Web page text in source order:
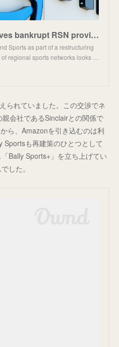
Amazon agreement saves bankrupt RSN provider
Sports as part of a restructuring
regional sports networks looks …
られていました。この交渉でネ
会社であるSinclairとの関係で
ら、Amazonを引き込むのは利
Sportsも再建策のひとつとして
Bally Sports+」を立ち上げてい
した。